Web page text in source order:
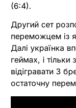
(6:4).
Другий сет
переможцем із
Далі українка
геймах, і
відігравати 3
остаточну